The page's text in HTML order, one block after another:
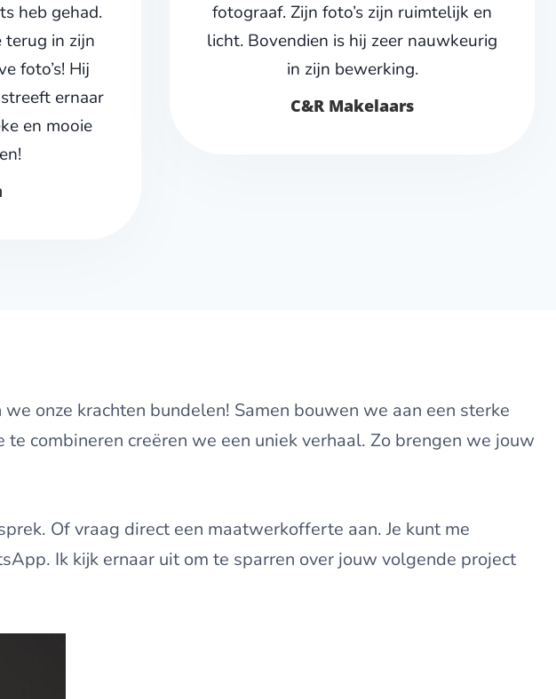
heb gehad.
terug in zijn
foto’s! Hij
ernaar
en mooie
fotograaf. Zijn foto’s zijn ruimtelijk en
licht. Bovendien is hij zeer nauwkeurig
in zijn bewerking.
C&R Makelaars
onze krachten bundelen! Samen bouwen we aan een sterke
combineren creëren we een uniek verhaal. Zo brengen we jouw
Of vraag direct een maatwerkofferte aan. Je kunt me
Ik kijk ernaar uit om te sparren over jouw volgende project